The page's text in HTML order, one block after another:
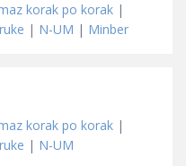
korak po korak |
| N-UM | Minber
korak po korak |
| N-UM